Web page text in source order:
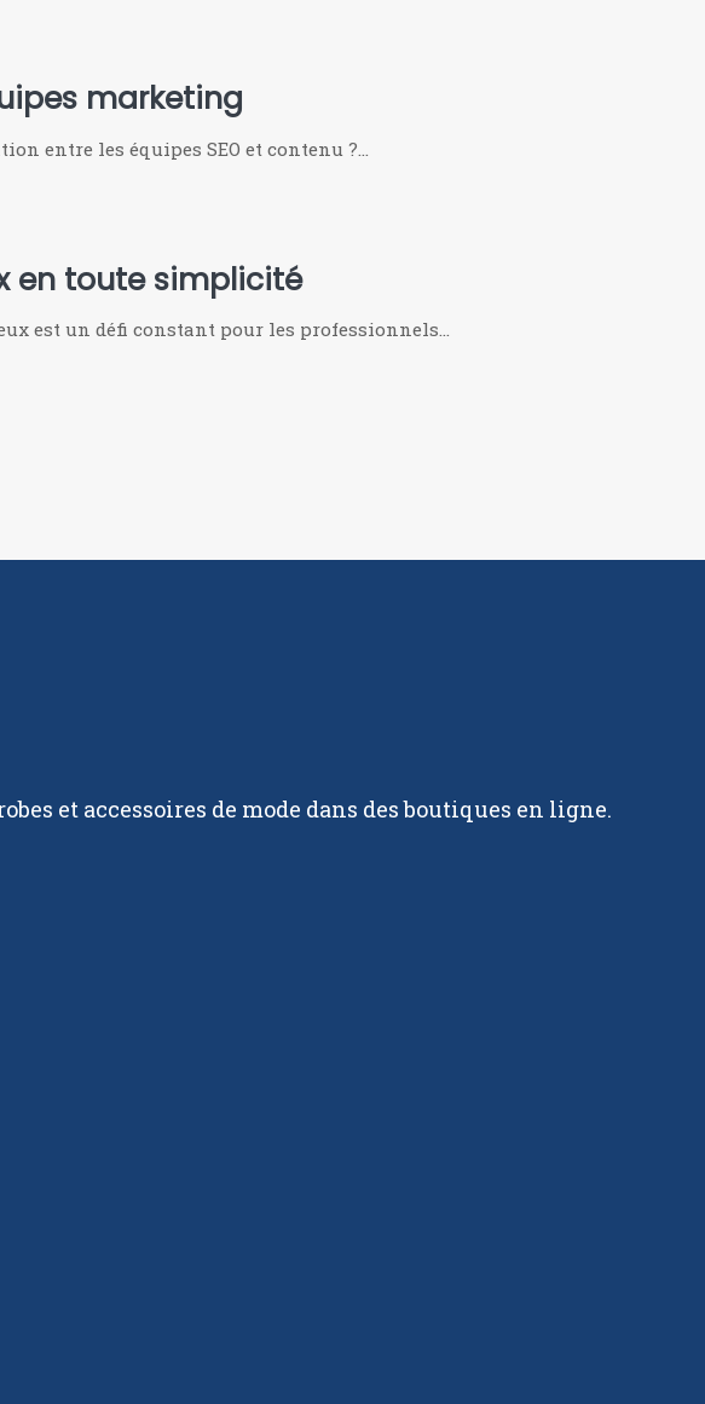
marketing
entre les équipes SEO et contenu ?…
en toute simplicité
est un défi constant pour les professionnels…
et accessoires de mode dans des boutiques en ligne.